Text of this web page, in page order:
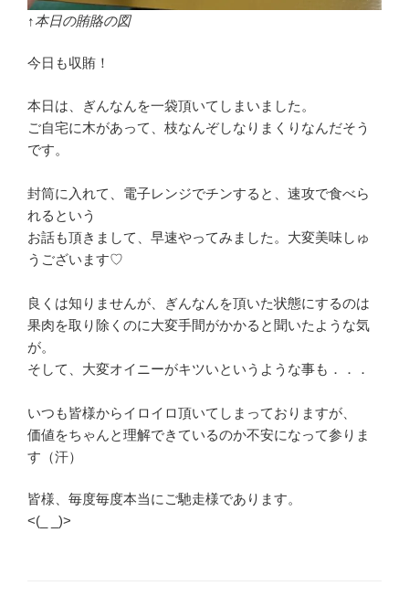
↑本日の賄賂の図
今日も収賄！
本日は、ぎんなんを一袋頂いてしまいました。
ご自宅に木があって、枝なんぞしなりまくりなんだそう
です。
封筒に入れて、電子レンジでチンすると、速攻で食べら
れるという
お話も頂きまして、早速やってみました。大変美味しゅ
うございます♡
良くは知りませんが、ぎんなんを頂いた状態にするのは
果肉を取り除くのに大変手間がかかると聞いたような気
が。
そして、大変オイニーがキツいというような事も．．．
いつも皆様からイロイロ頂いてしまっておりますが、
価値をちゃんと理解できているのか不安になって参りま
す（汗）
皆様、毎度毎度本当にご馳走様であります。
<(_ _)>